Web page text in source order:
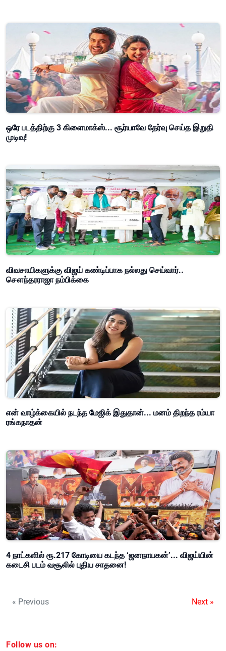
ஒரே படத்திற்கு 3 கிளைமாக்ஸ்... சூர்யாவே தேர்வு செய்த இறுதி
முடிவு!
விவசாயிகளுக்கு விஜய் கண்டிப்பாக நல்லது செய்வார்..
சௌந்தரராஜா நம்பிக்கை
என் வாழ்க்கையில் நடந்த மேஜிக் இதுதான்... மனம் திறந்த ரம்யா
ரங்கநாதன்
4 நாட்களில் ரூ.217 கோடியை கடந்த ‘ஜனநாயகன்’... விஜய்யின்
கடைசி படம் வசூலில் புதிய சாதனை!
« Previous Next »
Follow us on: